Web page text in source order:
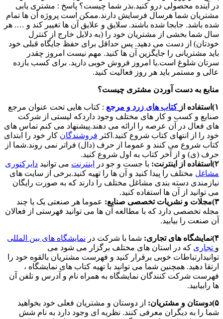
در آینده محصولی درو کنید.بذر شما چیست؟ پاسخ : مشتری یابی
مشتریان شما هرسال فرسایش دارند.ممکن است پروژه آن ها تمام
شده باشد. جابجا شده باشند. سلایق و علایق آن ها تغییر کند و …. هر
سال شما بخشی از مشتریان خود را (به دلایل خارج از کنترل
خودتان) از دست می دهید. پس حداقل برای حفظ جایگاه قبلی خود
باید مشتریانی را جایگزین آن ها کنید. مهم نیست امروز چقدر
سرتان شلوغ است.یا امروز فروش خوبی دارید. برای کسب بازده
عالی و مستمر باید هر روز فعالیت کنید.
منابع به دست آوردن مشتری چیست؟
۱)استفاده از کتاب های زرد و مرجع : کتاب هایی تحت عنوان مرجع
صنایع و کسب و کار های مختلف وجود داردکه لیستی از شرکت
های فعال در آن عرصه را ارائه می دهند.پیشنهاد می کنم تماس های
خود را از انتهای کتاب شروع کنید.اکثر فروشندگان کار خود را ابتدای
کتاب شروع می کنند و عموما از حرف (دال) فراتر نمی روند.شما از
حرف (ی) و از آخر کتاب به اول شروع کنید.
۲)استفاده از اینترنت:
با جست و جو در اینترنت می توانید دایرکتوری
مشاغل مختلف را پیدا کنید و آن ها را تهیه کنید.برخی از سایت های
نیازمندی دسته بندی مشاغل مختلف را دارند که به صورت رایگان
می توانید از آن ها استفاده کنید.
۳)مجلات و نشریات تخصصی صنایع:
عموما هر صنعتی یک یا چند
مجله تخصصی دارد که با مطالعه آن ها می توانید فهرستی از فعالان
آن صنعت را بیابید.
۴)نمایشگاه های تجاری: شما با شرکت در نمایشگاه های بین المللی
و تجاری که در استان های مختلف برگزار می شود می
توانیدارتباطات خوبی برقرار کنید و فهرست مشتریان بالقوه خود را
ارتقا دهید. همچنین شما می توانید با تهیه کتاب های نمایشگاه ،
فهرست شرکت کنندگان نمایشگاه به همراه نام و آدرس و تلفن آن
ها رابیابید.
۵)دوستان و مشتریان:
از دوستان و مشتریان فعلی خود بخواهید
شما را به دیگران معرفی کنند. نظریه ای وجود دارد به نام شش